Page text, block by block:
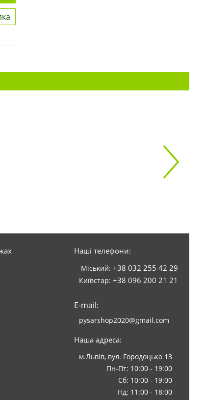
Наші телефони:
Міський: +38 032 255 42 29
Київстар: +38 096 200 21 21
E-mail:
pysarshop2020@gmail.com
Наша адреса:
м.Львів, вул. Городоцька 13
Пн-Пт: 10:00 - 19:00
Сб: 10:00 - 19:00
Нд: 11:00 - 18:00